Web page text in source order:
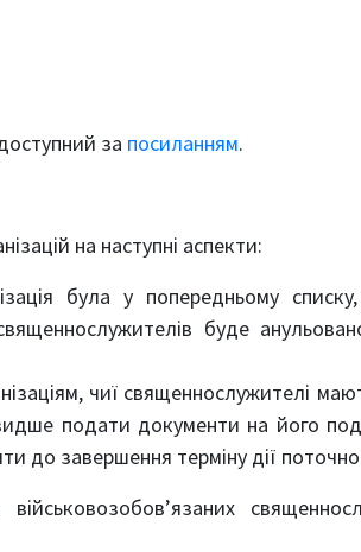
за посиланням.
на наступні аспекти:
була у попередньому
буде
чиї священнослужителі
подати документи на його
до завершення терміну дії